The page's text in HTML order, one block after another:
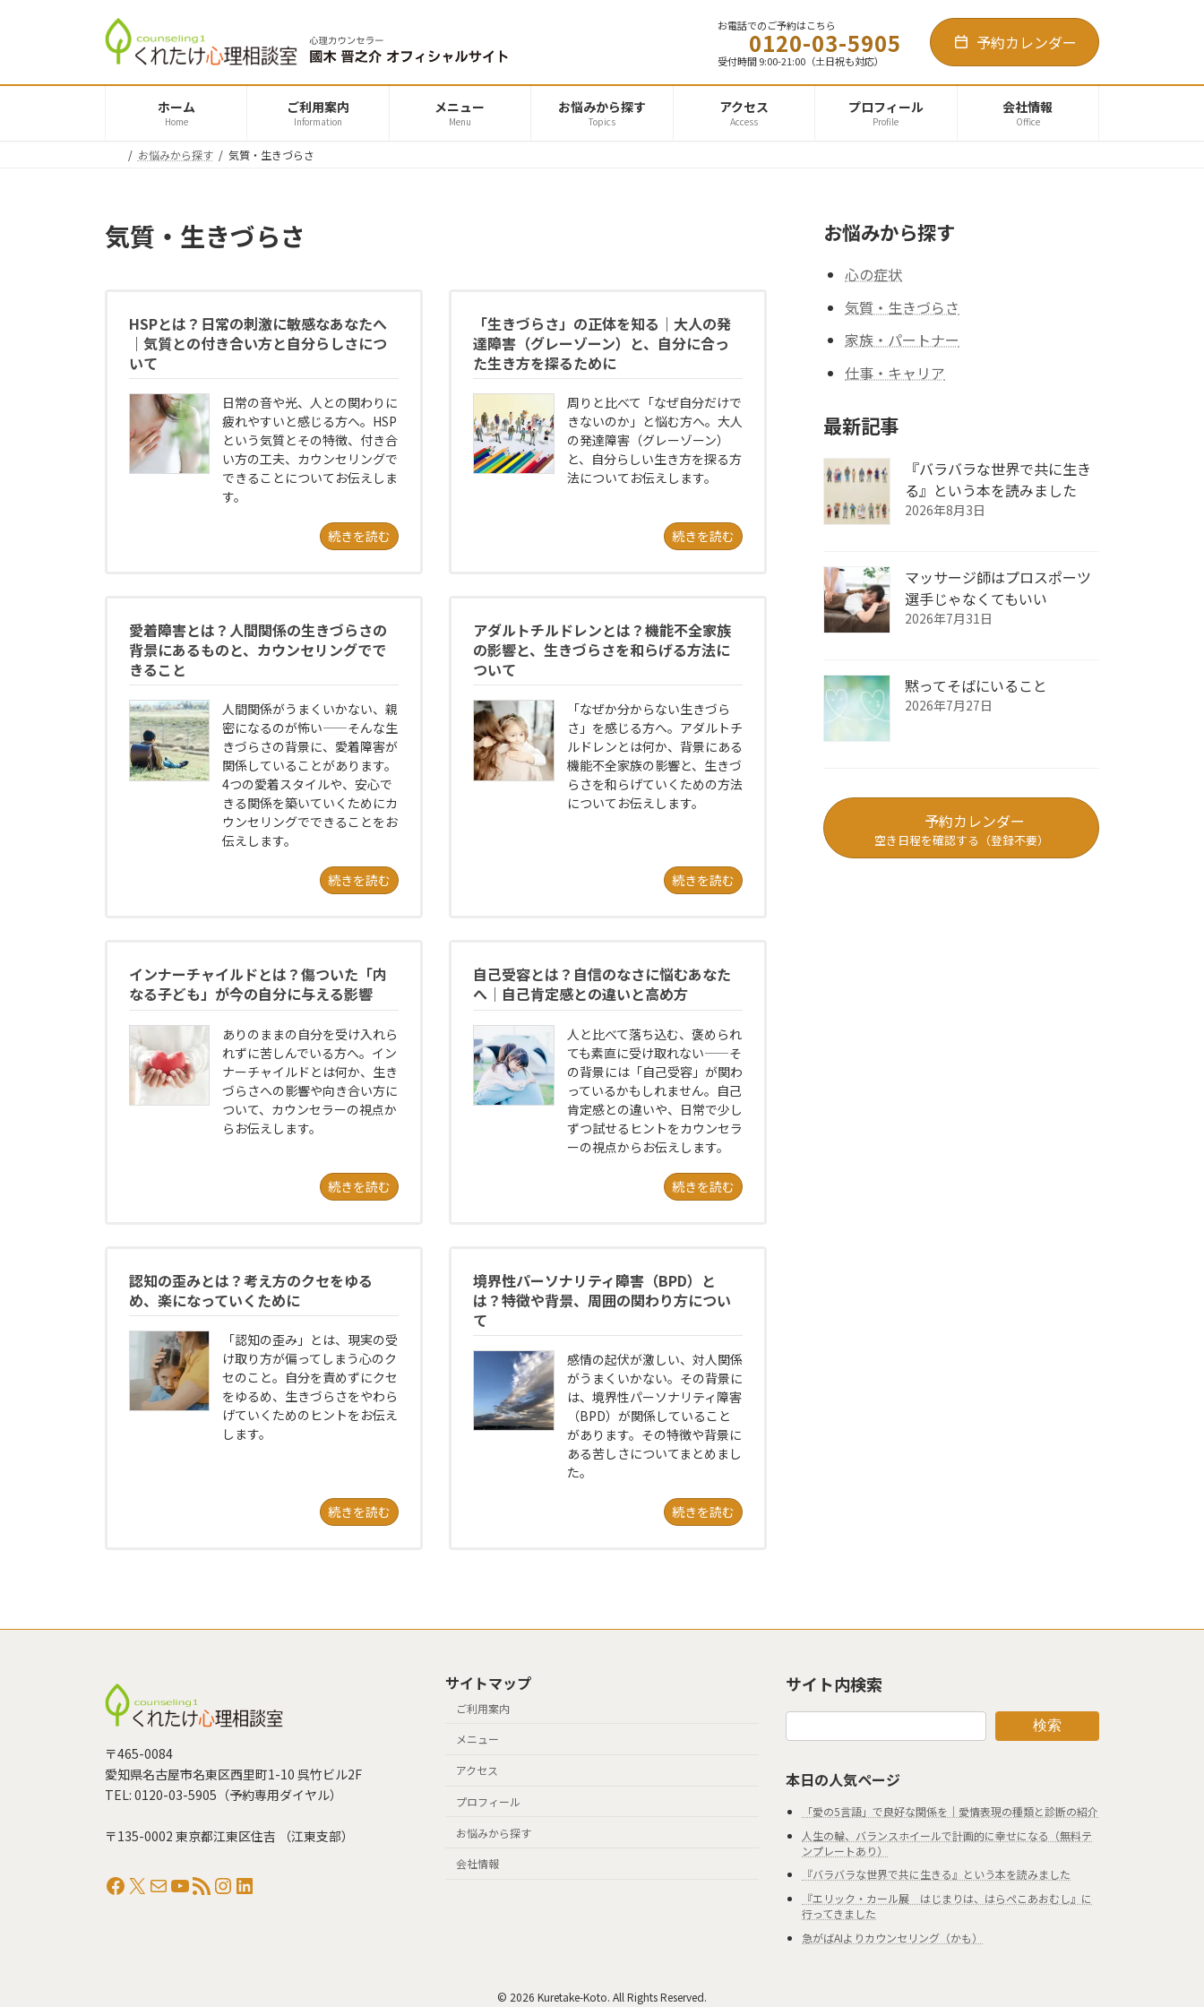
お電話でのご予約はこちら
0120-03-5905
受付時間 9:00-21:00（土日祝も対応）
予約カレンダー
ホーム
Home
ご利用案内
Information
メニュー
Menu
お悩みから探す
Topics
アクセス
Access
プロフィール
Profile
会社情報
Office
お悩みから探す 気質・生きづらさ
気質・生きづらさ
HSPとは？日常の刺激に敏感なあなたへ
｜気質との付き合い方と自分らしさにつ
いて
日常の音や光、人との関わりに
疲れやすいと感じる方へ。HSP
という気質とその特徴、付き合
い方の工夫、カウンセリングで
できることについてお伝えしま
す。
続きを読む
「生きづらさ」の正体を知る｜大人の発
達障害（グレーゾーン）と、自分に合っ
た生き方を探るために
周りと比べて「なぜ自分だけで
きないのか」と悩む方へ。大人
の発達障害（グレーゾーン）
と、自分らしい生き方を探る方
法についてお伝えします。
続きを読む
愛着障害とは？人間関係の生きづらさの
背景にあるものと、カウンセリングでで
きること
人間関係がうまくいかない、親
密になるのが怖い——そんな生
きづらさの背景に、愛着障害が
関係していることがあります。
4つの愛着スタイルや、安心で
きる関係を築いていくためにカ
ウンセリングでできることをお
伝えします。
続きを読む
アダルトチルドレンとは？機能不全家族
の影響と、生きづらさを和らげる方法に
ついて
「なぜか分からない生きづら
さ」を感じる方へ。アダルトチ
ルドレンとは何か、背景にある
機能不全家族の影響と、生きづ
らさを和らげていくための方法
についてお伝えします。
続きを読む
インナーチャイルドとは？傷ついた「内
なる子ども」が今の自分に与える影響
ありのままの自分を受け入れら
れずに苦しんでいる方へ。イン
ナーチャイルドとは何か、生き
づらさへの影響や向き合い方に
ついて、カウンセラーの視点か
らお伝えします。
続きを読む
自己受容とは？自信のなさに悩むあなた
へ｜自己肯定感との違いと高め方
人と比べて落ち込む、褒められ
ても素直に受け取れない——そ
の背景には「自己受容」が関わ
っているかもしれません。自己
肯定感との違いや、日常で少し
ずつ試せるヒントをカウンセラ
ーの視点からお伝えします。
続きを読む
認知の歪みとは？考え方のクセをゆる
め、楽になっていくために
「認知の歪み」とは、現実の受
け取り方が偏ってしまう心のク
セのこと。自分を責めずにクセ
をゆるめ、生きづらさをやわら
げていくためのヒントをお伝え
します。
続きを読む
境界性パーソナリティ障害（BPD）と
は？特徴や背景、周囲の関わり方につい
て
感情の起伏が激しい、対人関係
がうまくいかない。その背景に
は、境界性パーソナリティ障害
（BPD）が関係していること
があります。その特徴や背景に
ある苦しさについてまとめまし
た。
続きを読む
お悩みから探す
心の症状
気質・生きづらさ
家族・パートナー
仕事・キャリア
最新記事
『バラバラな世界で共に生き
る』という本を読みました
2026年8月3日
マッサージ師はプロスポーツ
選手じゃなくてもいい
2026年7月31日
黙ってそばにいること
2026年7月27日
予約カレンダー
空き日程を確認する（登録不要）
〒465-0084
愛知県名古屋市名東区西里町1-10 呉竹ビル2F
TEL: 0120-03-5905（予約専用ダイヤル）
〒135-0002 東京都江東区住吉 （江東支部）
Facebook
X メールYouTube
RSS フィードInstagram
LinkedIn
サイトマップ
ご利用案内
メニュー
アクセス
プロフィール
お悩みから探す
会社情報
サイト内検索
検索
本日の人気ページ
「愛の5言語」で良好な関係を｜愛情表現の種類と診断の紹介
人生の輪、バランスホイールで計画的に幸せになる（無料テ
ンプレートあり）
『バラバラな世界で共に生きる』という本を読みました
『エリック・カール展 はじまりは、はらぺこあおむし』に
行ってきました
急がばAIよりカウンセリング（かも）
© 2026 Kuretake-Koto. All Rights Reserved.